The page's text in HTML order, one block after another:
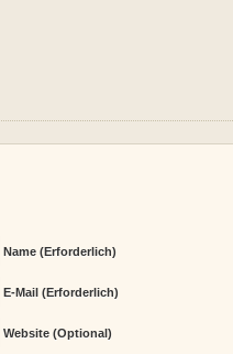
Name (erforderlich)
E-Mail (erforderlich)
Website (Optional)